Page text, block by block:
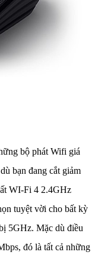
bộ phát Wifi giá
bạn đang cắt giảm
WI-Fi 4 2.4GHz
tuyệt vời cho bất kỳ
5GHz. Mặc dù điều
đó là tất cả những